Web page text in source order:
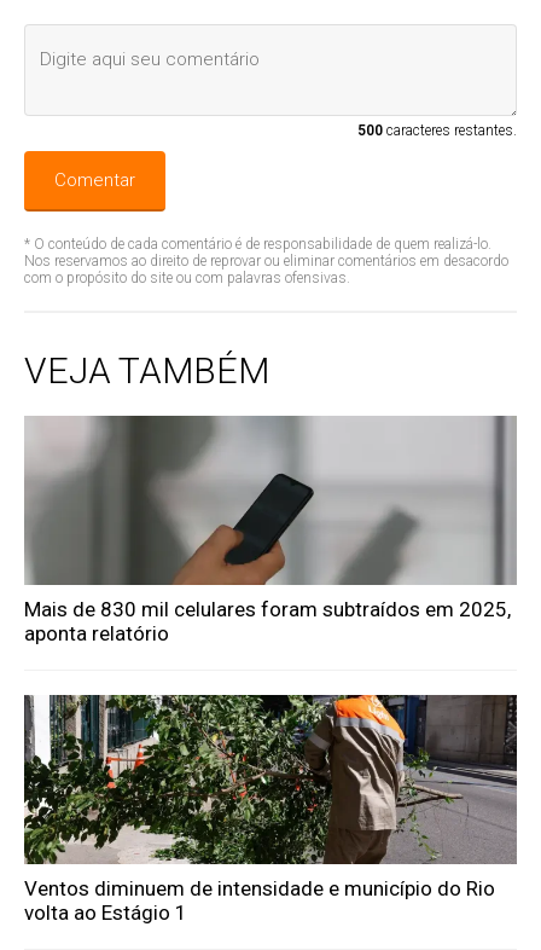
500caracteres restantes.
Comentar
* O conteúdo de cada comentário é de responsabilidade de quem realizá-lo.
Nos reservamos ao direito de reprovar ou eliminar comentários em desacordo
com o propósito do site ou com palavras ofensivas.
VEJA TAMBÉM
Mais de 830 mil celulares foram subtraídos em 2025,
aponta relatório
Ventos diminuem de intensidade e município do Rio
volta ao Estágio 1